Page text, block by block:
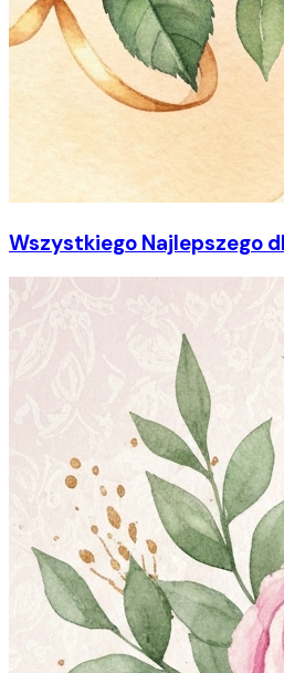
Wszystkiego Najlepszego